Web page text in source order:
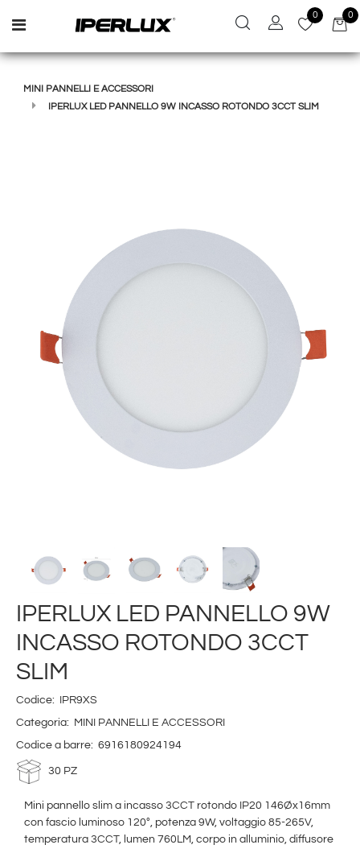
Open menu
0 0
MINI PANNELLI E ACCESSORI
IPERLUX LED PANNELLO 9W INCASSO ROTONDO 3CCT SLIM
IPERLUX LED PANNELLO 9W
INCASSO ROTONDO 3CCT
SLIM
Codice: IPR9XS
Categoria: MINI PANNELLI E ACCESSORI
Codice a barre: 6916180924194
30 PZ
Mini pannello slim a incasso 3CCT rotondo IP20 146Øx16mm
con fascio luminoso 120°, potenza 9W, voltaggio 85-265V,
temperatura 3CCT, lumen 760LM, corpo in alluminio, diffusore